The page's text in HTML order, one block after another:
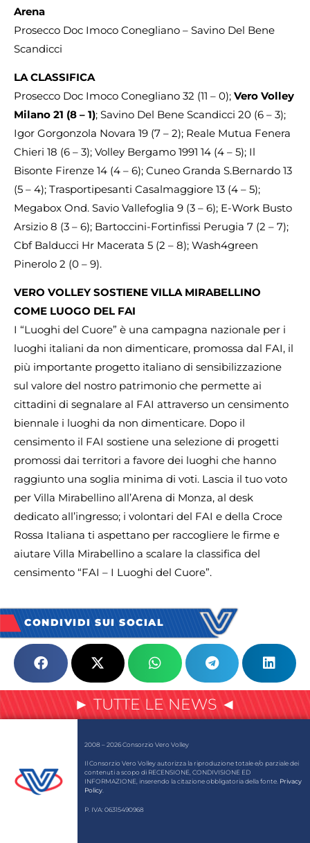
Arena
Prosecco Doc Imoco Conegliano – Savino Del Bene
Scandicci
LA CLASSIFICA
Prosecco Doc Imoco Conegliano 32 (11 – 0); Vero Volley
Milano 21 (8 – 1); Savino Del Bene Scandicci 20 (6 – 3);
Igor Gorgonzola Novara 19 (7 – 2); Reale Mutua Fenera
Chieri 18 (6 – 3); Volley Bergamo 1991 14 (4 – 5); Il
Bisonte Firenze 14 (4 – 6); Cuneo Granda S.Bernardo 13
(5 – 4); Trasportipesanti Casalmaggiore 13 (4 – 5);
Megabox Ond. Savio Vallefoglia 9 (3 – 6); E-Work Busto
Arsizio 8 (3 – 6); Bartoccini-Fortinfissi Perugia 7 (2 – 7);
Cbf Balducci Hr Macerata 5 (2 – 8); Wash4green
Pinerolo 2 (0 – 9).
VERO VOLLEY SOSTIENE VILLA MIRABELLINO
COME LUOGO DEL FAI
I “Luoghi del Cuore” è una campagna nazionale per i
luoghi italiani da non dimenticare, promossa dal FAI, il
più importante progetto italiano di sensibilizzazione
sul valore del nostro patrimonio che permette ai
cittadini di segnalare al FAI attraverso un censimento
biennale i luoghi da non dimenticare. Dopo il
censimento il FAI sostiene una selezione di progetti
promossi dai territori a favore dei luoghi che hanno
raggiunto una soglia minima di voti. Lascia il tuo voto
per Villa Mirabellino all’Arena di Monza, al desk
dedicato all’ingresso; i volontari del FAI e della Croce
Rossa Italiana ti aspettano per raccogliere le firme e
aiutare Villa Mirabellino a scalare la classifica del
censimento “FAI – I Luoghi del Cuore”.
CONDIVIDI SUI SOCIAL
► TUTTE LE NEWS ◄
2008 – 2026 Consorzio Vero Volley
Il Consorzio Vero Volley autorizza la riproduzione totale e/o parziale dei
contenuti a scopo di RECENSIONE, CONDIVISIONE ED
INFORMAZIONE, inserendo la citazione obbligatoria della fonte. Privacy
Policy
P. IVA: 06315490968